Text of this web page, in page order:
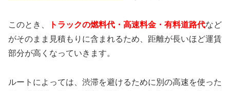
このとき、 トラックの燃料代・高速料金・有料道路代など
がそのまま見積もりに含まれるため、距離が長いほど運賃
部分が高くなっていきます。
ルートによっては、渋滞を避けるために別の高速を使った